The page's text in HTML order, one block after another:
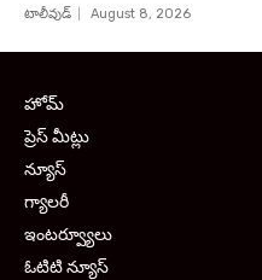
టాలీవుడ్ August 8, 2026
హోమ్
ప్రెస్ మీట్లు
న్యూస్
గ్యాలరీ
ఇంటర్వ్యూలు
ఓటిటి న్యూస్